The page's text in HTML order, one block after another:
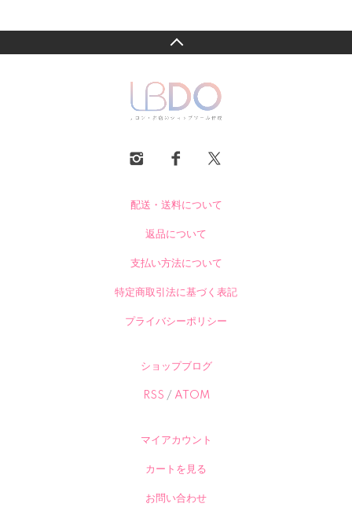
配送・送料について
返品について
支払い方法について
特定商取引法に基づく表記
プライバシーポリシー
ショップブログ
RSS / ATOM
マイアカウント
カートを見る
お問い合わせ